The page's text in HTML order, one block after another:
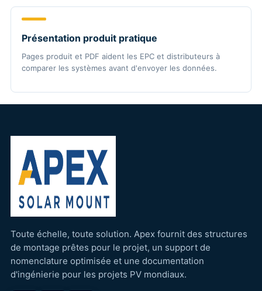
Présentation produit pratique
Pages produit et PDF aident les EPC et distributeurs à
comparer les systèmes avant d'envoyer les données.
Toute échelle, toute solution. Apex fournit des structures
de montage prêtes pour le projet, un support de
nomenclature optimisée et une documentation
d'ingénierie pour les projets PV mondiaux.